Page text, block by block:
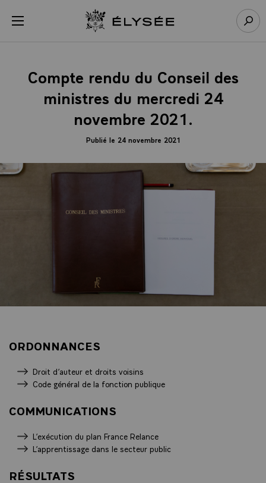
menu Retour à l’accueil Élysée
Compte rendu du Conseil des
ministres du mercredi 24
novembre 2021.
Publié le 24 novembre 2021
ORDONNANCES
Droit d’auteur et droits voisins
Code général de la fonction publique
COMMUNICATIONS
L’exécution du plan France Relance
L’apprentissage dans le secteur public
RÉSULTATS
Panneau de gestion des cookies